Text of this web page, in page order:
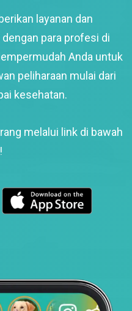
layanan dan
para profesi di
Anda untuk
peliharaan mulai dari
kesehatan.
melalui link di bawah